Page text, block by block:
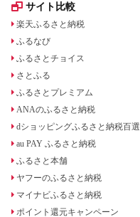
サイト比較
楽天ふるさと納税
ふるなび
ふるさとチョイス
さとふる
ふるさとプレミアム
ANAのふるさと納税
dショッピングふるさと納税百選
au PAY ふるさと納税
ふるさと本舗
ヤフーのふるさと納税
マイナビふるさと納税
ポイント還元キャンペーン